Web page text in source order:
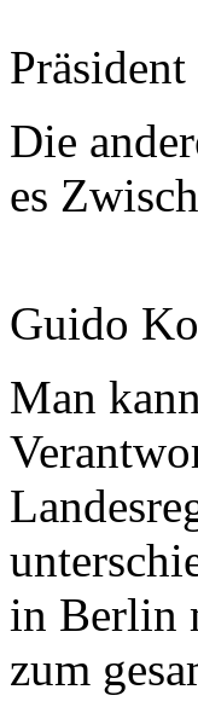
Die
es
Guido
Man
in Berlin
zum